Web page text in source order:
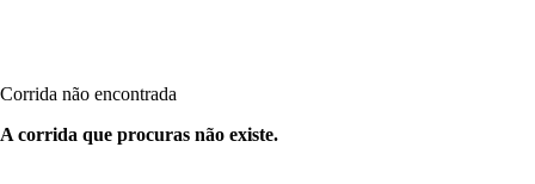
Corrida não encontrada
A corrida que procuras não existe.